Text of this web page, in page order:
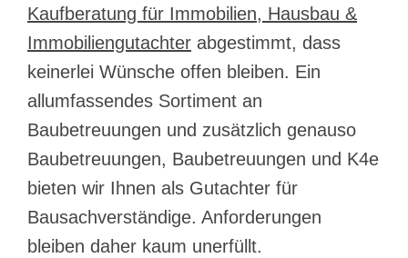
Kaufberatung für Immobilien, Hausbau &
Immobiliengutachter abgestimmt, dass
keinerlei Wünsche offen bleiben. Ein
allumfassendes Sortiment an
Baubetreuungen und zusätzlich genauso
Baubetreuungen, Baubetreuungen und K4e
bieten wir Ihnen als Gutachter für
Bausachverständige. Anforderungen
bleiben daher kaum unerfüllt.